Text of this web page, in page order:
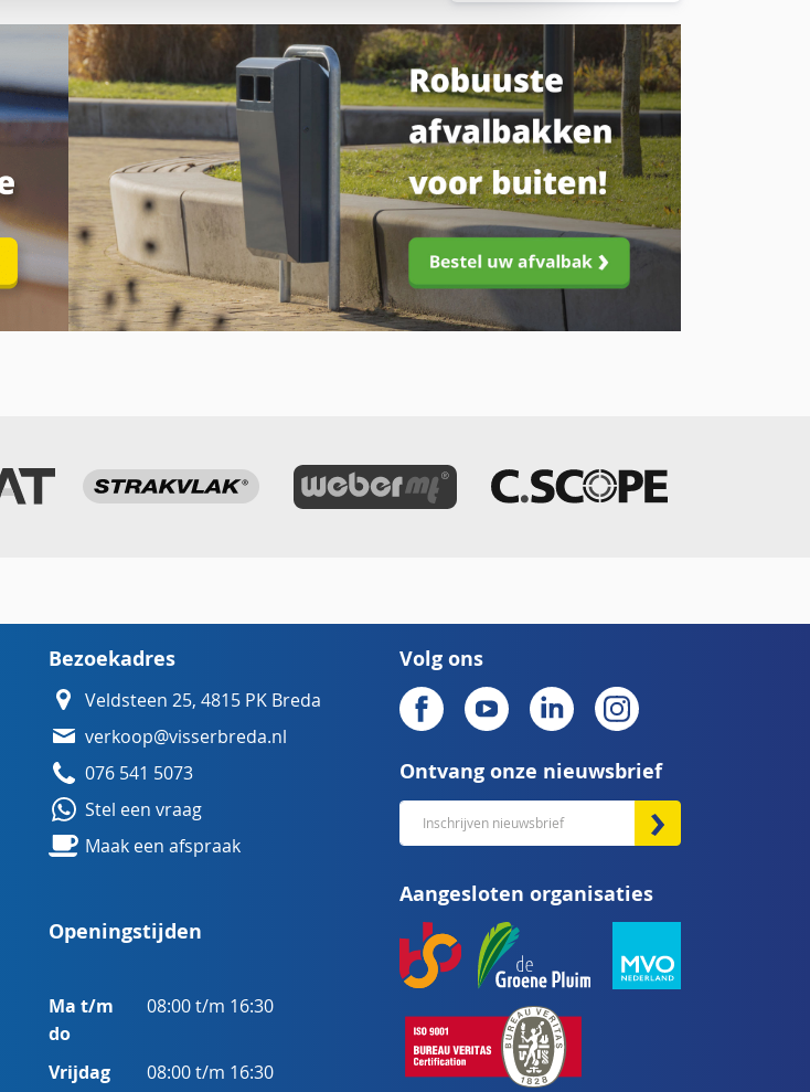
Bezoekadres
Veldsteen 25, 4815 PK Breda
verkoop@visserbreda.nl
076 541 5073
Stel een vraag
Maak een afspraak
Openingstijden
Ma t/m
do
08:00 t/m 16:30
Vrijdag 08:00 t/m 16:30
Volg ons
Ontvang onze nieuwsbrief
Abonneer
u
onze
nieuwsbrief
Aangesloten organisaties